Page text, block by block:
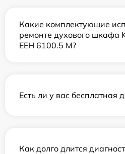
Какие комплектующие
ремонте духового шкафа
EEH 6100.5 M?
Есть ли у вас бесплатная
Как долго длится